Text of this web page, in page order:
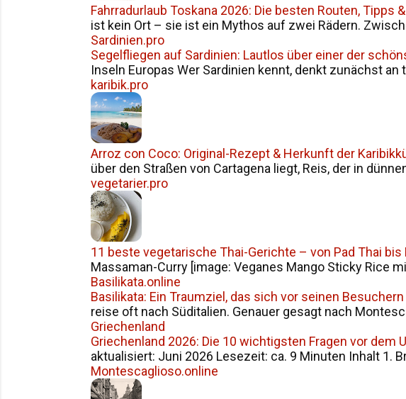
Fahrradurlaub Toskana 2026: Die besten Routen, Tipps
ist kein Ort – sie ist ein Mythos auf zwei Rädern.
Sardinien.pro
Segelfliegen auf Sardinien: Lautlos über einer der
Inseln Europas Wer Sardinien kennt, denkt zunächst
karibik.pro
Arroz con Coco: Original-Rezept & Herkunft der
über den Straßen von Cartagena liegt, Reis, der in
vegetarier.pro
11 beste vegetarische Thai-Gerichte – von Pad Thai
Massaman-Curry [image: Veganes Mango Sticky Rice
Basilikata.online
Basilikata: Ein Traumziel, das sich vor seinen
reise oft nach Süditalien. Genauer gesagt nach
Griechenland
Griechenland 2026: Die 10 wichtigsten Fragen vor dem
aktualisiert: Juni 2026 Lesezeit: ca. 9 Minuten Inhalt 1.
Montescaglioso.online